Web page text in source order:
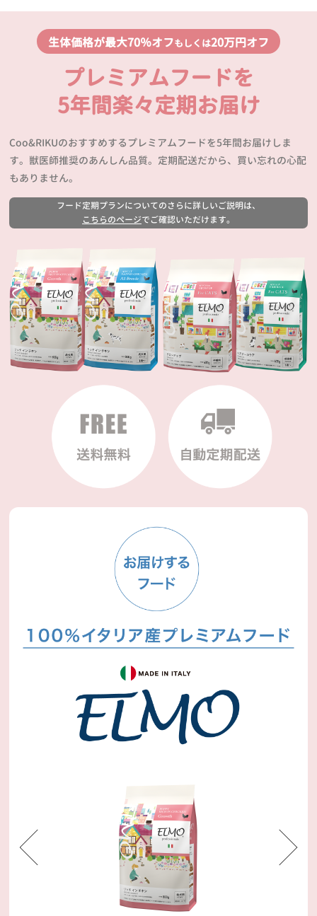
生体価格が最大70％オフもしくは20万円オフ
プレミアムフードを
5年間楽々定期お届け
Coo&RIKUのおすすめするプレミアムフードを5年間お届けしま
す。獣医師推奨のあんしん品質。定期配送だから、買い忘れの心配
もありません。
フード定期プランについてのさらに詳しいご説明は、
こちらのページでご確認いただけます。